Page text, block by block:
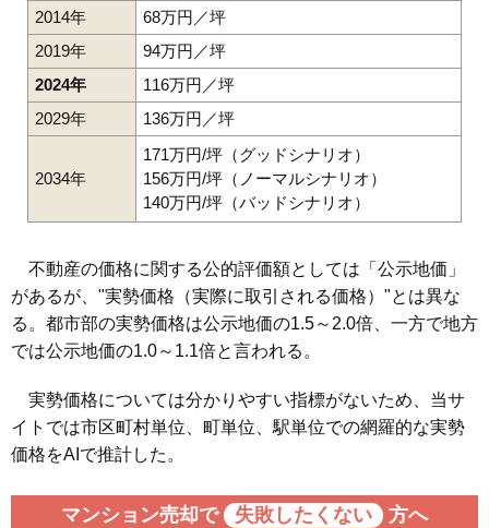
2014年
68万円／坪
2019年
94万円／坪
2024年
116万円／坪
2029年
136万円／坪
2034年
171万円/坪（グッドシナリオ）
156万円/坪（ノーマルシナリオ）
140万円/坪（バッドシナリオ）
不動産の価格に関する公的評価額としては「公示地価」
があるが、"実勢価格（実際に取引される価格）"とは異な
る。都市部の実勢価格は公示地価の1.5～2.0倍、一方で地方
では公示地価の1.0～1.1倍と言われる。
実勢価格については分かりやすい指標がないため、当サ
イトでは市区町村単位、町単位、駅単位での網羅的な実勢
価格をAIで推計した。
マンション売却で 失敗したくない
方へ